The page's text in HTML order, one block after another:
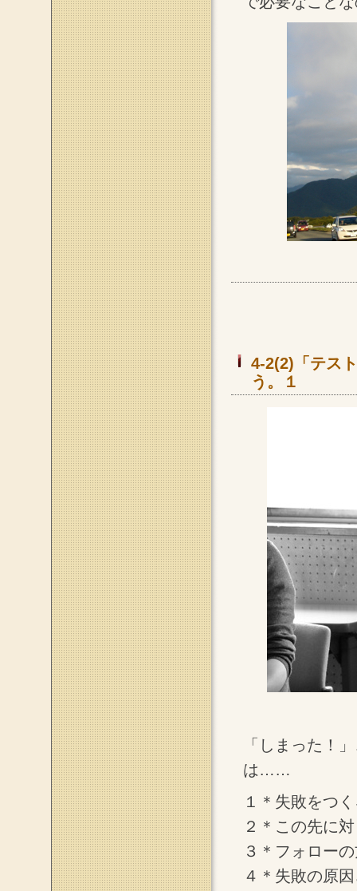
4-2(2)「テス
う。１
「しまった！
は……
１＊失敗をつ
２＊この先に
３＊フォロー
４＊失敗の原